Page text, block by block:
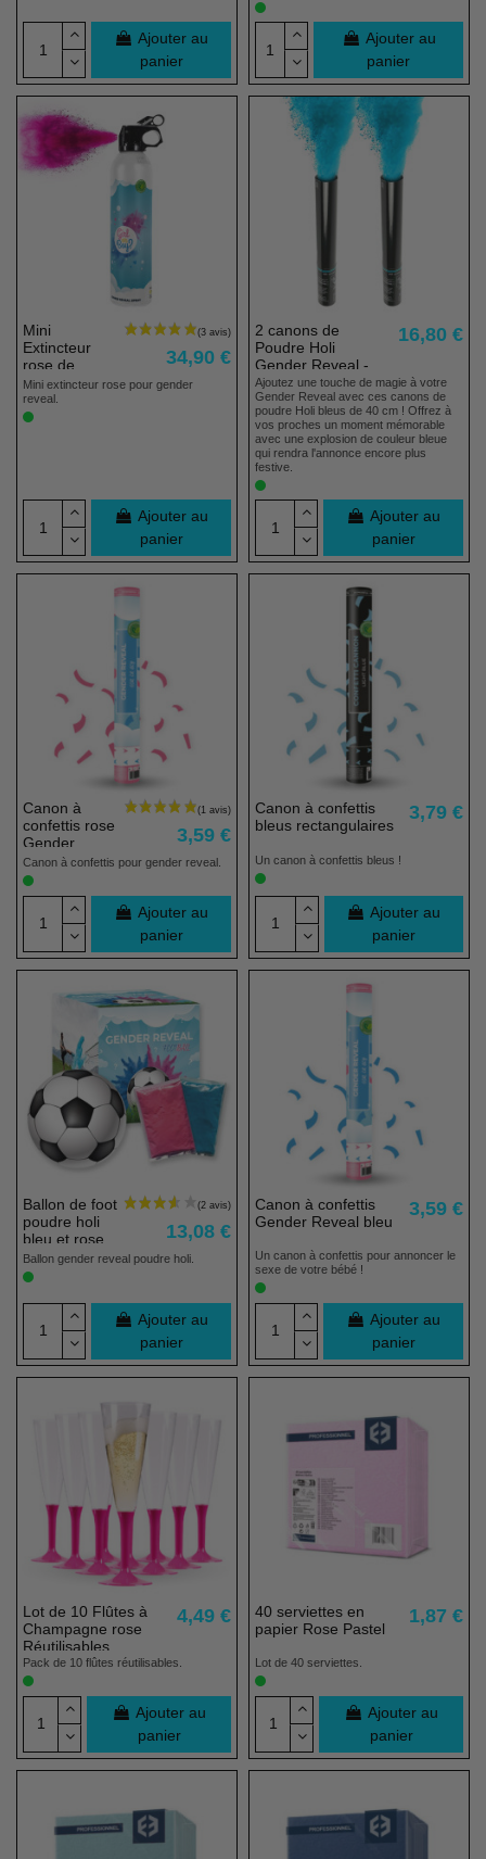
(6 avis)
Ajouter au
panier
Ajouter au
panier
Mini
Extincteur
rose de
Poudre Holi
Gender
Reveal
34,90 €
Mini extincteur rose pour gender
reveal.
Ajouter au
panier
Pack
2 canons de
Poudre Holi
Gender Reveal -
BLEU
16,80 €
Ajoutez une touche de magie à votre
Gender Reveal avec ces canons de
poudre Holi bleus de 40 cm ! Offrez à
vos proches un moment mémorable
avec une explosion de couleur bleue
qui rendra l'annonce encore plus
festive.
Ajouter au
panier
Canon à
confettis rose
Gender
Reveal
annonce fille
3,59 €
Canon à confettis pour gender reveal.
Ajouter au
panier
Canon à confettis
bleus rectangulaires
3,79 €
Un canon à confettis bleus !
Ajouter au
panier
Ballon de foot
poudre holi
bleu et rose
gender
reveal
13,08 €
Ballon gender reveal poudre holi.
Ajouter au
panier
Canon à confettis
Gender Reveal bleu
3,59 €
Un canon à confettis pour annoncer le
sexe de votre bébé !
Ajouter au
panier
Lot de 10 Flûtes à
Champagne rose
Réutilisables
4,49 €
Pack de 10 flûtes réutilisables.
Ajouter au
panier
40 serviettes en
papier Rose Pastel
1,87 €
Lot de 40 serviettes.
Ajouter au
panier